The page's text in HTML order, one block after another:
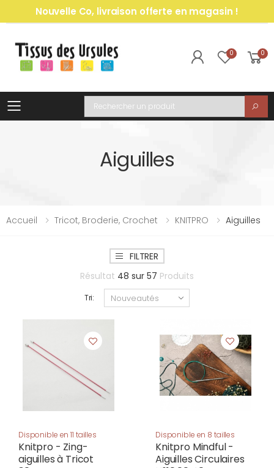
Nouvelle Co, livraison offerte en magasin !
0 0
Toggle mobile menu
Recherche
Aiguilles
Accueil Tricot, Broderie, Crochet KNITPRO Aiguilles
FILTRER
Résultat 48 sur 57 Produits
Tri:
Disponible en 11 tailles
Knitpro - Zing-
aiguilles à Tricot
Disponible en 8 tailles
Knitpro Mindful -
Aiguilles Circulaires